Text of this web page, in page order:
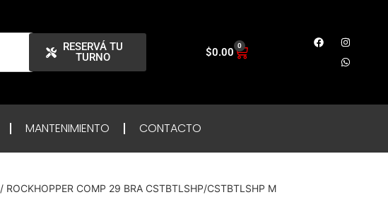
RESERVÁ TU
TURNO
$0.00 0
MANTENIMIENTO CONTACTO
/ ROCKHOPPER COMP 29 BRA CSTBTLSHP/CSTBTLSHP M